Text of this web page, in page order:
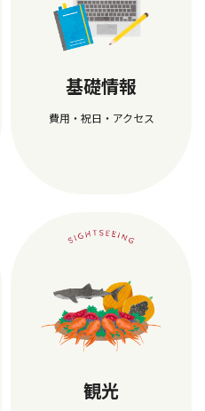
基礎情報
費用・祝日・アクセス
観光